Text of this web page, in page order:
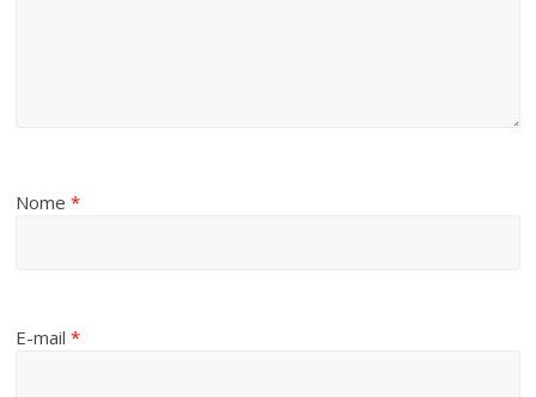
Nome*
E-mail*